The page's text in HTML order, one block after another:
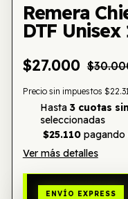
Remera
DTF
$27.000
Precio sin impuestos
Hasta 3 cuotas
seleccionadas
$25.110pagando
Ver más detalles
ENVÍO EXPRESS